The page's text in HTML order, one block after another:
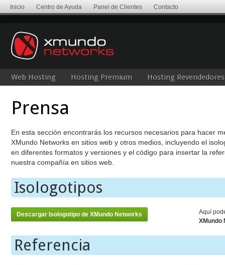
Inicio Centro de Ayuda Panel de Clientes Contacto
Web Hosting Hosting Premium Hosting Revendedores
Prensa
En esta sección encontrarás los recursos necesarios para hacer
XMundo Networks en sitios web y otros medios, incluyendo el
en diferentes formatos y versiones y el código para insertar la
nuestra compañía en sitios web.
Isologotipos
Descargar Isologotipo de XMundo Networks
Aquí
XMundo
Referencia